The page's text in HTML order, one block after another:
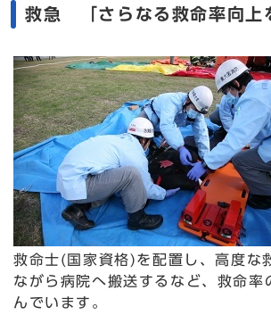
救急 「さらなる救命率向上
救命士(国家資格)を配置し、高度な
ながら病院へ搬送するなど、救命率
んでいます。